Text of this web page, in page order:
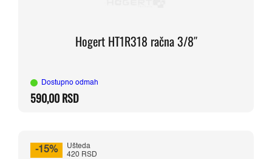
Hogert HT1R318 račna 3/8″
Dostupno odmah
590,00RSD
-15%
Ušteda
420 RSD